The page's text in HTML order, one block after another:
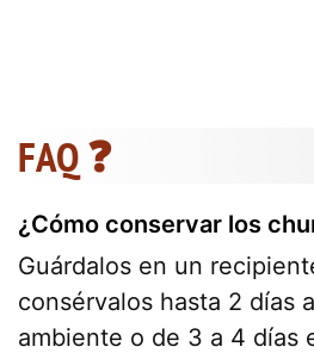
FAQ ❓
¿Cómo conservar los
Guárdalos en un
consérvalos hasta 2 días
ambiente o de 3 a 4 días